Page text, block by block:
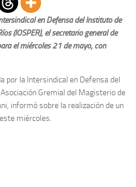
en Defensa del Instituto de
(IOSPER), el secretario general de
el miércoles 21 de mayo, con
por la Intersindical en Defensa del
Gremial del Magisterio de
informó sobre la realización de un
miércoles.